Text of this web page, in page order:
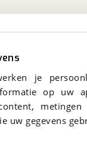
je
op
uw gegevens